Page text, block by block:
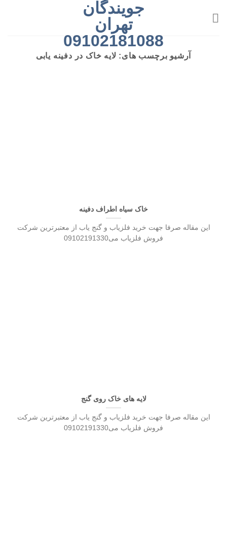
جویندگان
تهران
09102181088
آرشیو برچسب های: لایه خاک در دفینه یابی
خاک سیاه اطراف دفینه
این مقاله صرفا جهت خرید فلزیاب و گنج یاب از معتبرترین شرکت
فروش فلزیاب می09102191330
لایه های خاک روی گنج
این مقاله صرفا جهت خرید فلزیاب و گنج یاب از معتبرترین شرکت
فروش فلزیاب می09102191330